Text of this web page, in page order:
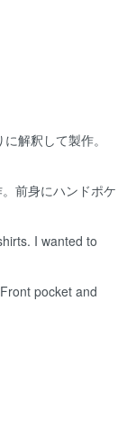
解釈して製作。
前身にハンドポケ
I wanted to
pocket and